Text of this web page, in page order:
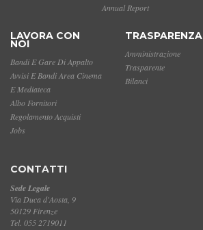
Annual Report
LAVORA CON
NOI
Bandi E Gare Di Appalto
Avvisi E Bandi Area Cinema
E Mediateca
Albo Fornitori
Regolamento Acquisti
Jobs
TRASPARENZA
Amministrazione
Trasparente
Bilanci
CONTATTI
Sede Legale
Via Duca d'Aosta, 9
50129 Firenze
Tel. 055 2719011